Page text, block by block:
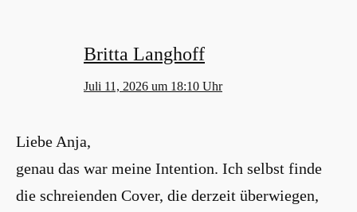
Britta Langhoff
Juli 11, 2026 um 18:10 Uhr
Liebe Anja,
genau das war meine Intention. Ich selbst finde
die schreienden Cover, die derzeit überwiegen,